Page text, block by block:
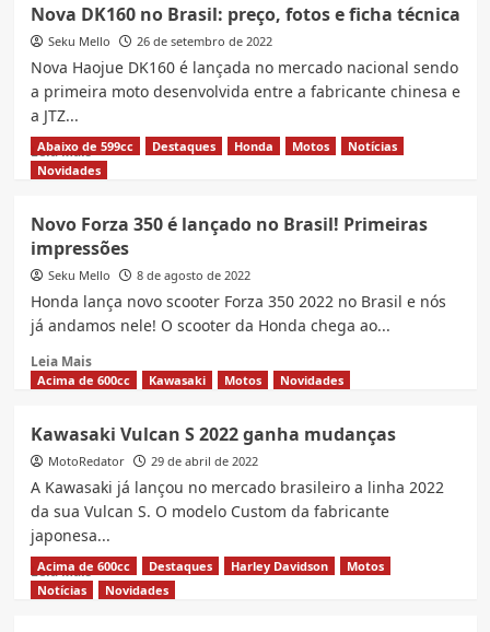
Bem?
Nova
Honda
CBR
Nova DK160 no Brasil: preço, fotos e ficha técnica
Seku Mello 26 de setembro de 2022
Nova Haojue DK160 é lançada no mercado nacional sendo
a primeira moto desenvolvida entre a fabricante chinesa e
a JTZ...
Leia MaisRead
more
DK160
no
Brasil:
fotos
e
ficha
técnica
Abaixo de 599cc Destaques Honda Motos
Notícias
Novidades
Novo Forza 350 é lançado no Brasil! Primeiras
impressões
Seku Mello 8 de agosto de 2022
Honda lança novo scooter Forza 350 2022 no Brasil e nós
já andamos nele! O scooter da Honda chega ao...
Leia MaisRead
more
Forza
350
é
lançado
Brasil!
Primeiras
impressões
Acima de 600cc Kawasaki Motos Novidades
Kawasaki Vulcan S 2022 ganha mudanças
MotoRedator 29 de abril de 2022
A Kawasaki já lançou no mercado brasileiro a linha 2022
da sua Vulcan S. O modelo Custom da fabricante
japonesa...
Leia MaisRead
more
Acima de 600cc Destaques Harley Davidson
Motos
Notícias
Novidades